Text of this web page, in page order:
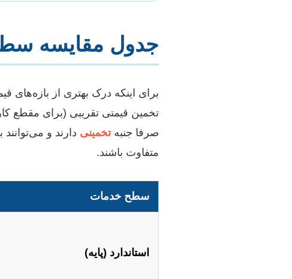
جدول مقایسه
برای اینکه درک بهتری از
تخمین قیمتی تقریبی (برای مقطع
صرفا جنبه تخمینی دارند و
متفاوت باشند.
سطح خدمات
استاندارد (پایه)